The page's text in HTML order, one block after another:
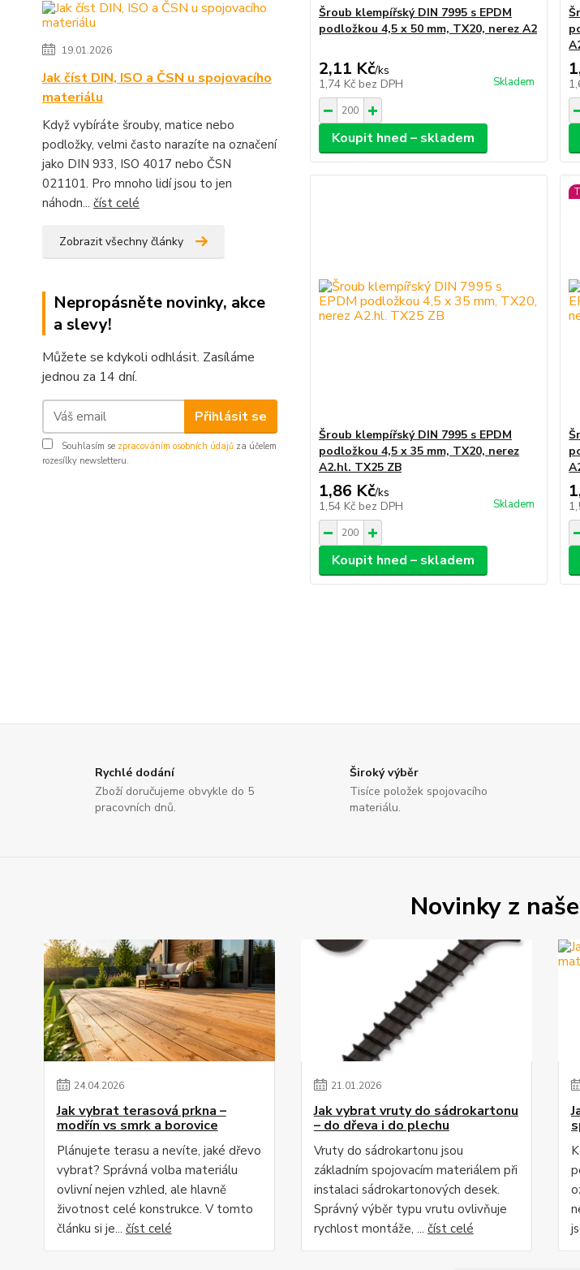
19.01.2026
Jak číst DIN, ISO a ČSN u spojovacího
materiálu
Když vybíráte šrouby, matice nebo
podložky, velmi často narazíte na označení
jako DIN 933, ISO 4017 nebo ČSN
021101. Pro mnoho lidí jsou to jen
náhodn... číst celé
Zobrazit všechny články
Nepropásněte novinky, akce
a slevy!
Můžete se kdykoli odhlásit. Zasíláme
jednou za 14 dní.
Přihlásit se
Souhlasím se zpracováním osobních údajů za účelem
rozesílky newsletteru.
Šroub klempířský DIN 7995 s EPDM
podložkou 4,5 x 50 mm, TX20, nerez A2
2,11 Kč/ks
1,74 Kč bez DPH Skladem
Koupit hned – skladem
Šroub klempířský DIN 7995 s EPDM
podložkou 4,5 x 35 mm, TX20, nerez
A2.hl. TX25 ZB
1,86 Kč/ks
1,54 Kč bez DPH Skladem
Koupit hned – skladem
Rychlé dodání
Zboží doručujeme obvykle do 5
pracovních dnů.
Široký výběr
Tisíce položek spojovacího
materiálu.
Novinky z
24.04.2026
Jak vybrat terasová prkna –
modřín vs smrk a borovice
Plánujete terasu a nevíte, jaké dřevo
vybrat? Správná volba materiálu
ovlivní nejen vzhled, ale hlavně
životnost celé konstrukce. V tomto
článku si je... číst celé
21.01.2026
Jak vybrat vruty do sádrokartonu
– do dřeva i do plechu
Vruty do sádrokartonu jsou
základním spojovacím materiálem při
instalaci sádrokartonových desek.
Správný výběr typu vrutu ovlivňuje
rychlost montáže, ... číst celé